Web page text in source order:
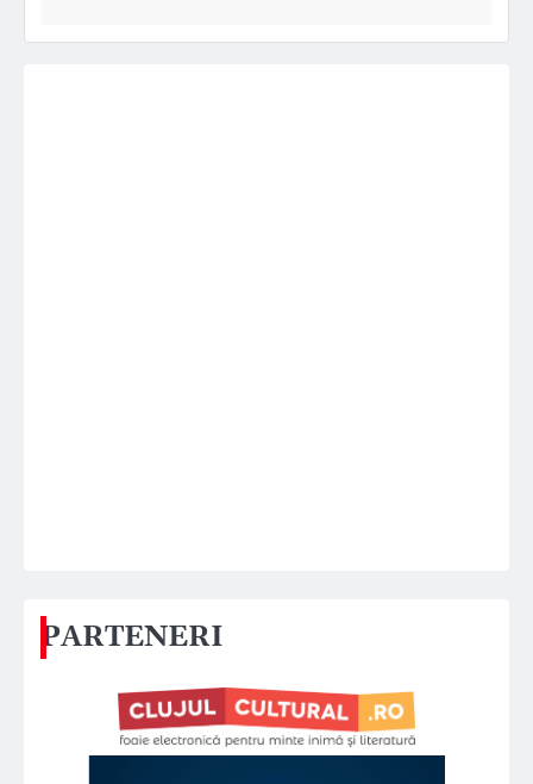
PARTENERI